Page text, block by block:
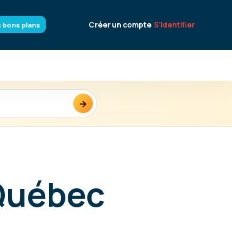
bons plans Créer un compte S'identifier
→